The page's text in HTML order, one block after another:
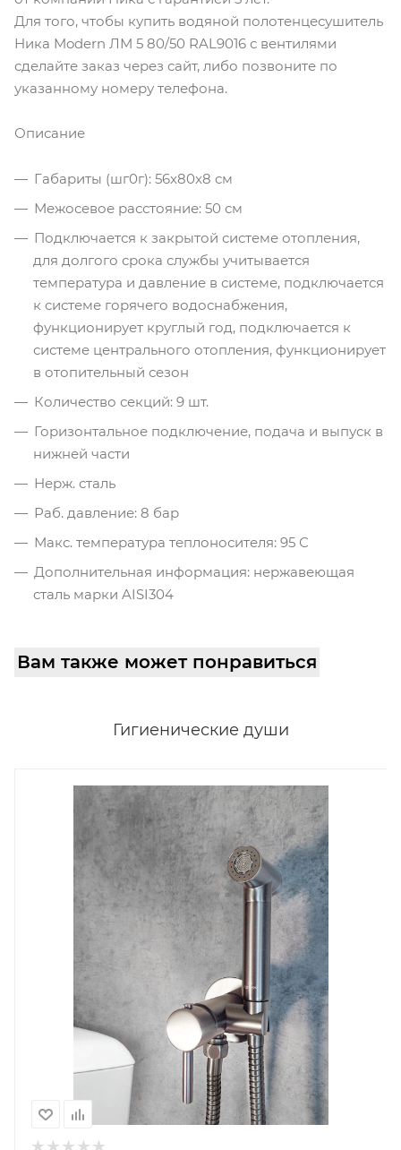
Для того, чтобы купить водяной полотенцесушитель
Ника Modern ЛМ 5 80/50 RAL9016 с вентилями
сделайте заказ через сайт, либо позвоните по
указанному номеру телефона.
Описание
Габариты (шг0г): 56x80x8 см
Межосевое расстояние: 50 см
Подключается к закрытой системе отопления,
для долгого срока службы учитывается
температура и давление в системе, подключается
к системе горячего водоснабжения,
функционирует круглый год, подключается к
системе центрального отопления, функционирует
в отопительный сезон
Количество секций: 9 шт.
Горизонтальное подключение, подача и выпуск в
нижней части
Нерж. сталь
Раб. давление: 8 бар
Макс. температура теплоносителя: 95 С
Дополнительная информация: нержавеющая
сталь марки AISI304
Вам также может понравиться
Гигиенические души